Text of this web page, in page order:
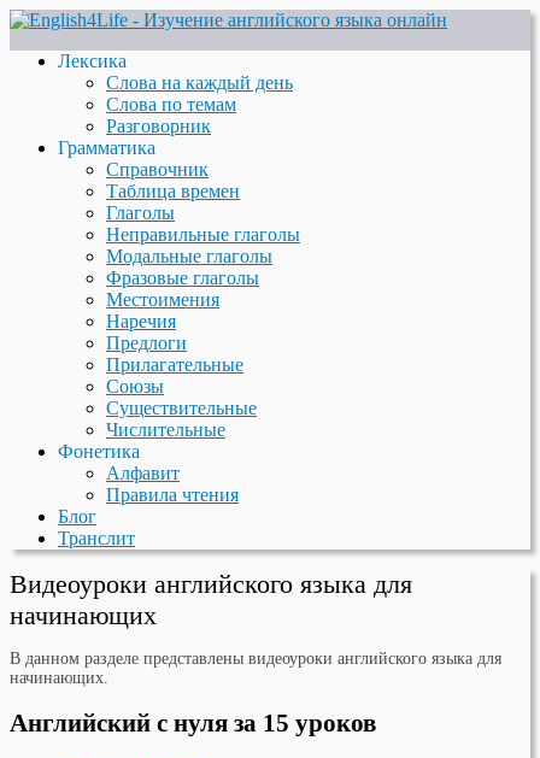
Лексика
Слова на каждый день
Слова по темам
Разговорник
Грамматика
Справочник
Таблица времен
Глаголы
Неправильные глаголы
Модальные глаголы
Фразовые глаголы
Местоимения
Наречия
Предлоги
Прилагательные
Союзы
Существительные
Числительные
Фонетика
Алфавит
Правила чтения
Блог
Транслит
Видеоуроки английского языка для
начинающих
В данном разделе представлены видеоуроки английского языка для
начинающих.
Английский с нуля за 15 уроков